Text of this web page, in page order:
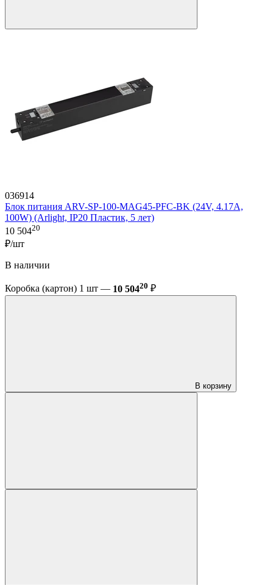
036914
Блок питания ARV-SP-100-MAG45-PFC-BK (24V, 4.17A,
100W) (Arlight, IP20 Пластик, 5 лет)
10 50420
₽/шт
В наличии
Коробка (картон) 1 шт — 10 50420 ₽
В корзину